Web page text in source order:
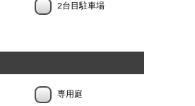
2台目駐車場
専用庭